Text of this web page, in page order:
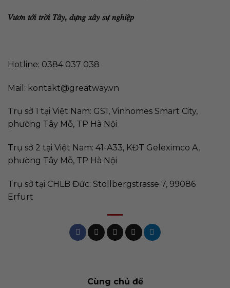
𝑉𝑢̛𝑜̛𝑛 𝑡𝑜̛́𝑖 𝑡𝑟𝑜̛̀𝑖 𝑇𝑎̂𝑦, 𝑑𝑢̛̣𝑛𝑔 𝑥𝑎̂𝑦 𝑠𝑢̛̣ 𝑛𝑔ℎ𝑖𝑒̣̂𝑝
Hotline: 0384 037 038
Mail: kontakt@greatway.vn
Trụ sở 1 tại Việt Nam: GS1, Vinhomes Smart City,
phường Tây Mỗ, TP Hà Nội
Trụ sở 2 tại Việt Nam: 41-A33, KĐT Geleximco A,
phường Tây Mỗ, TP Hà Nội
Trụ sở tại CHLB Đức: Stollbergstrasse 7, 99086
Erfurt
Cùng chủ đề